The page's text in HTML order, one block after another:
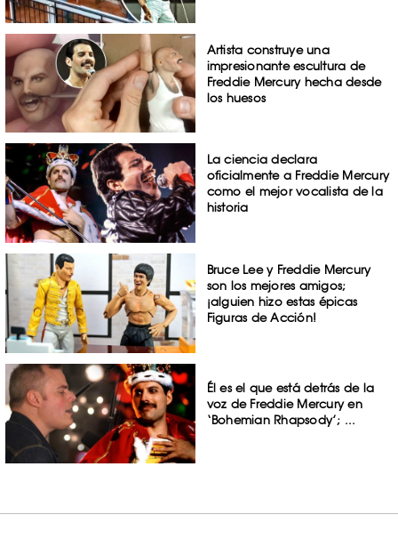
Artista construye una
impresionante escultura de
Freddie Mercury hecha desde
los huesos
La ciencia declara
oficialmente a Freddie Mercury
como el mejor vocalista de la
historia
Bruce Lee y Freddie Mercury
son los mejores amigos;
¡alguien hizo estas épicas
Figuras de Acción!
Él es el que está detrás de la
voz de Freddie Mercury en
‘Bohemian Rhapsody’; ...